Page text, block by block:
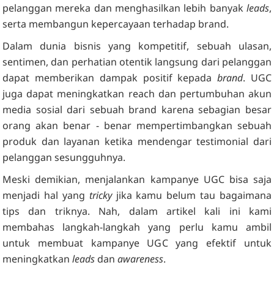
pelanggan mereka dan menghasilkan lebih banyak leads,
serta membangun kepercayaan terhadap brand.
Dalam dunia bisnis yang kompetitif, sebuah ulasan,
sentimen, dan perhatian otentik langsung dari pelanggan
dapat memberikan dampak positif kepadabrand. UGC
juga dapat meningkatkan reach dan pertumbuhan akun
media sosial dari sebuah brand karena sebagian besar
orang akan benar - benar mempertimbangkan sebuah
produk dan layanan ketika mendengar testimonial dari
pelanggan sesungguhnya.
Meski demikian, menjalankan kampanye UGC bisa saja
menjadi hal yang trickyjika kamu belum tau bagaimana
tips dan triknya. Nah, dalam artikel kali ini kami
membahas langkah-langkah yang perlu kamu ambil
untuk membuat kampanye UGC yang efektif untuk
meningkatkan leads dan awareness.